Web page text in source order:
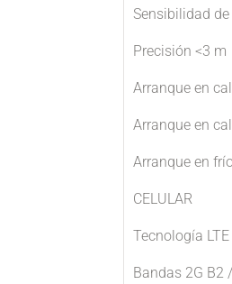
Sensibilidad
Precisión <3 m
Arranque en
Arranque en
Arranque en
CELULAR
Tecnología
Bandas 2G B2